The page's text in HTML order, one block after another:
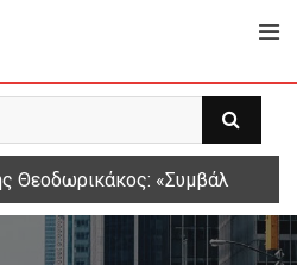
Θεοδωρικάκος: «Συμβάλλουμε